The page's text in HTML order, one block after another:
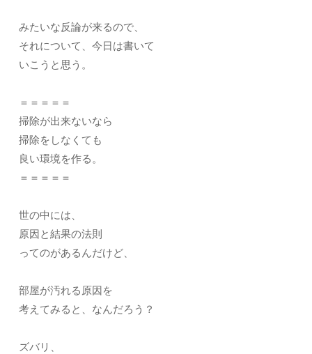
みたいな反論が来るので、
それについて、今日は書いて
いこうと思う。
＝＝＝＝＝
掃除が出来ないなら
掃除をしなくても
良い環境を作る。
＝＝＝＝＝
世の中には、
原因と結果の法則
ってのがあるんだけど、
部屋が汚れる原因を
考えてみると、なんだろう？
ズバリ、